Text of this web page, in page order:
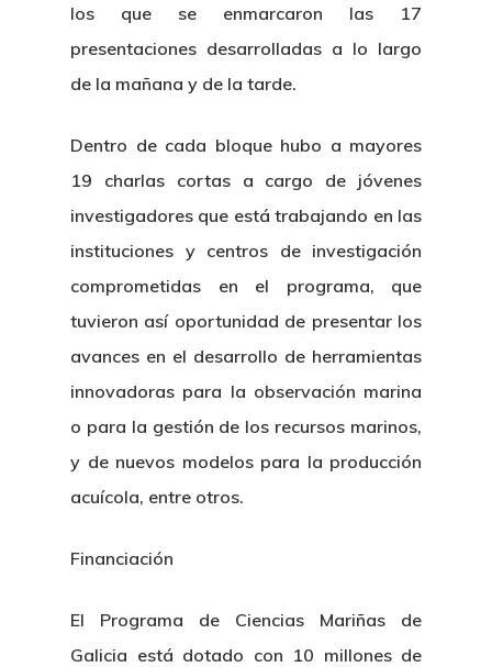
los que se enmarcaron las 17
presentaciones desarrolladas a lo largo
de la mañana y de la tarde.
Dentro de cada bloque hubo a mayores
19 charlas cortas a cargo de jóvenes
investigadores que está trabajando en las
instituciones y centros de investigación
comprometidas en el programa, que
tuvieron así oportunidad de presentar los
avances en el desarrollo de herramientas
innovadoras para la observación marina
o para la gestión de los recursos marinos,
y de nuevos modelos para la producción
acuícola, entre otros.
Financiación
El Programa de Ciencias Mariñas de
Galicia está dotado con 10 millones de